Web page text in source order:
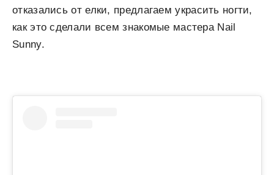
отказались от елки, предлагаем украсить ногти,
как это сделали всем знакомые мастера Nail
Sunny.